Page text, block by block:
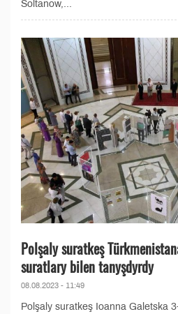
Soltanow,...
Polşaly suratkeş
suratlary bilen tanyşdyrdy
08.08.2023 - 11:49
Polşaly suratkeş Ioanna Galetska